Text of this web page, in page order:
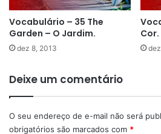
Vocabulário – 35 The
Garden – O Jardim.
dez 8, 2013
Cor.
Deixe um comentário
O seu endereço de e-mail não será
obrigatórios são marcados com *